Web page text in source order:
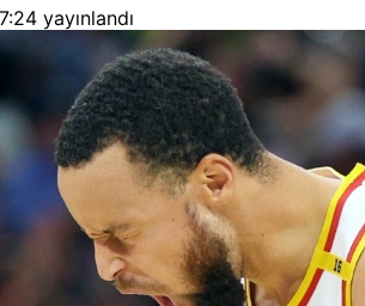
maçları yakından takip edebilirsiniz.
yayınlandı